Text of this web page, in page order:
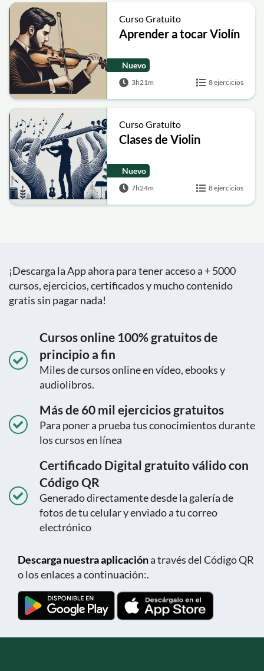
Curso Gratuito
Aprender a tocar Violín
Nuevo
3h21m 8 ejercicios
Curso Gratuito
Clases de Violin
Nuevo
7h24m 8 ejercicios
¡Descarga la App ahora para tener acceso a + 5000
cursos, ejercicios, certificados y mucho contenido
gratis sin pagar nada!
Cursos online 100% gratuitos de
principio a fin
Miles de cursos online en vídeo, ebooks y
audiolibros.
Más de 60 mil ejercicios gratuitos
Para poner a prueba tus conocimientos durante
los cursos en línea
Certificado Digital gratuito válido con
Código QR
Generado directamente desde la galería de
fotos de tu celular y enviado a tu correo
electrónico
Descarga nuestra aplicacióna través del Código QR
o los enlaces a continuación:.